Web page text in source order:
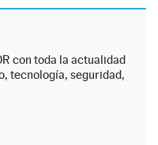
con toda la actualidad
tecnología, seguridad,